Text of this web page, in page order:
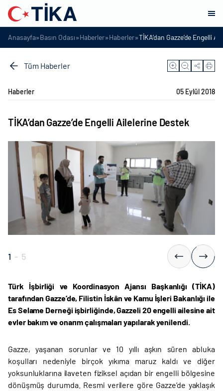
Anasayfa»Basın Odası»Haberler»Haberler»TİKA’dan Gazze’de Engelli
Tüm Haberler
Haberler 05 Eylül 2018
TİKA’dan Gazze’de Engelli Ailelerine Destek
1 - 5
Türk İşbirliği ve Koordinasyon Ajansı Başkanlığı (TİKA)
tarafından Gazze’de, Filistin İskân ve Kamu İşleri Bakanlığı ile
Es Selame Derneği işbirliğinde, Gazzeli 20 engelli ailesine ait
evler bakım ve onarım çalışmaları yapılarak yenilendi.
Gazze, yaşanan sorunlar ve 10 yıllı aşkın süren abluka
koşulları nedeniyle birçok yıkıma maruz kaldı ve diğer
yoksunluklarına ilaveten fiziksel açıdan bir engelli bölgesine
dönüşmüş durumda. Resmi verilere göre Gazze’de yaklaşık